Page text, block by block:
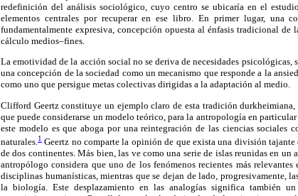
redefinición del análisis sociológico, cuyo centro se ubicaría en el
elementos centrales por recuperar en ese libro. En primer lugar,
fundamentalmente expresiva, concepción opuesta al énfasis tradicional
cálculo medios–fines.
La emotividad de la acción social no se deriva de necesidades
una concepción de la sociedad como un mecanismo que responde a la
como uno que persigue metas colectivas dirigidas a la adaptación al medio.
Clifford Geertz constituye un ejemplo claro de esta tradición durkheimiana,
que puede considerarse un modelo teórico, para la antropología en
este modelo es que aboga por una reintegración de las ciencias sociales
naturales. 1 Geertz no comparte la opinión de que exista una división
de dos continentes. Más bien, las ve como una serie de islas reunidas en
antropólogo considera que uno de los fenómenos recientes más
disciplinas humanísticas, mientras que se dejan de lado, progresivamente,
la biología. Este desplazamiento en las analogías significa también